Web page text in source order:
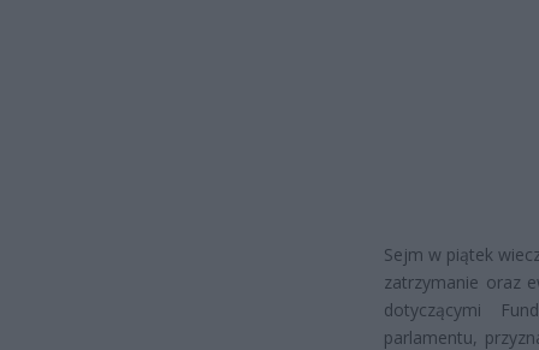
Sejm w piątek
zatrzymanie oraz
dotyczącymi
parlamentu,